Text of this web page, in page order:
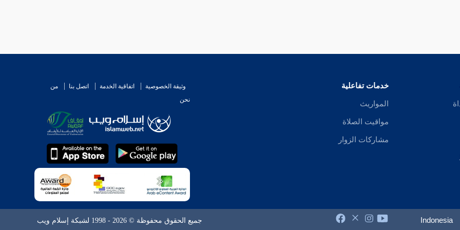
خدمات تفاعلية
المواريث
مواقيت الصلاة
مشاركات الزوار
وثيقة الخصوصية اتفاقية الخدمة اتصل بنا
من
نحن
Indonesia جميع الحقوق محفوظة © 2026 - 1998 لشبكة إسلام ويب